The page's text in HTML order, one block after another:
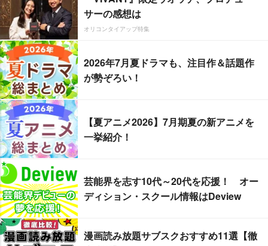
サーの感想は
オリコンタイアップ特集
2026年7月夏ドラマも、注目作＆話題作
が勢ぞろい！
【夏アニメ2026】7月期夏の新アニメを
一挙紹介！
芸能界を志す10代～20代を応援！ オー
ディション・スクール情報はDeview
漫画読み放題サブスクおすすめ11選【徹